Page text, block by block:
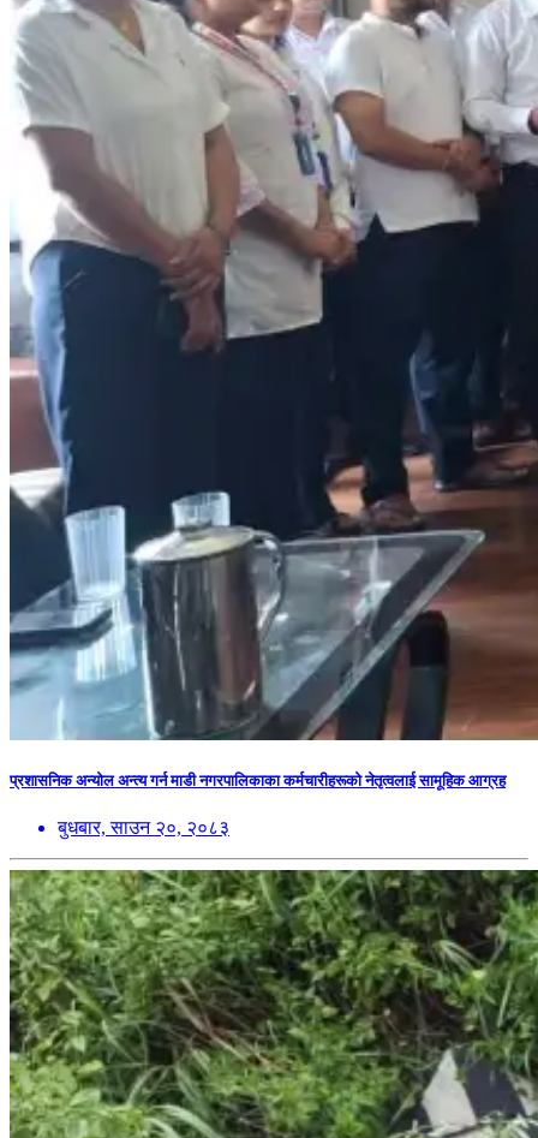
प्रशासनिक अन्योल अन्त्य गर्न माडी नगरपालिकाका कर्मचारीहरूको नेतृत्वलाई सामूहिक आग्रह
बुधबार, साउन २०, २०८३